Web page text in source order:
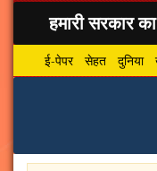
हमारी सरकार
ई-पेपर सेहत दुनिया